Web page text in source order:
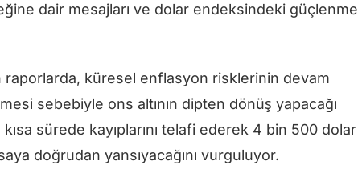
dair mesajları ve dolar endeksindeki güçlenme
raporlarda, küresel enflasyon risklerinin devam
sebebiyle ons altının dipten dönüş yapacağı
sürede kayıplarını telafi ederek 4 bin 500 dolar
doğrudan yansıyacağını vurguluyor.